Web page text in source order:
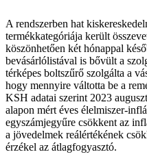
A rendszerben hat
termékkategóriája került
köszönhetően két hónappal
bevásárlólistával is bővült a
térképes boltszűrő szolgálta a
hogy mennyire váltotta be a
KSH adatai szerint 2023
alapon mért éves élelmiszer-
egyszámjegyűre csökkent az
a jövedelmek reálértékének
érzékel az átlagfogyasztó.